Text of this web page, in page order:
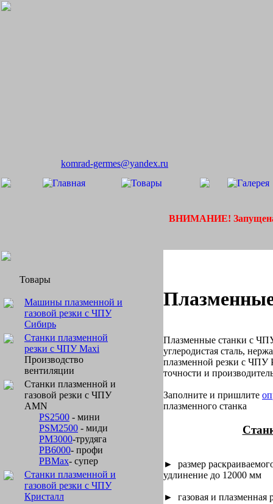
komrad-germes@yandex.ru
ВНИМАНИЕ! Запущена
Товары
Машины плазменной и
газовой резки с ЧПУ
Сибирь
Станки плазменной
резки с ЧПУ Maxi
Производство
вентиляции
Станки плазменной и
газовой резки с ЧПУ
AMN
PS2500 - мини
PSM2500 - миди
PM3000-трудяга
PB6000- профи
PBMax- супер
Станки плазменной и
газовой резки с ЧПУ
Кристалл
Плазменные станки с ЧПУ
углеродистая сталь,
плазменной резки с ЧПУ
точности и
Заполните и пришлите
плазменного станка
► размер
удлинение до 12000 мм
► газовая и плазменная